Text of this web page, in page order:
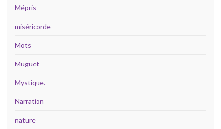
Mépris
miséricorde
Mots
Muguet
Mystique.
Narration
nature